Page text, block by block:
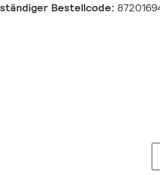
Bestellcode: